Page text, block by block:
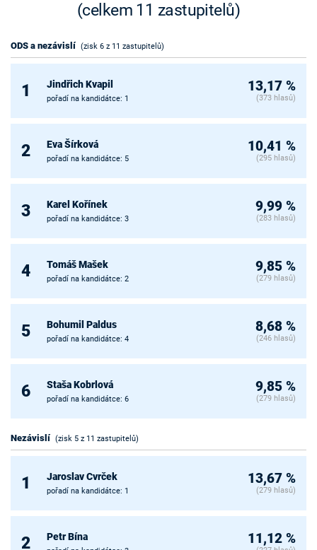
(celkem 11 zastupitelů)
ODS a nezávislí (zisk 6 z 11 zastupitelů)
1 Jindřich Kvapil
pořadí na kandidátce: 1
13,17 %
(373 hlasů)
2 Eva Šírková
pořadí na kandidátce: 5
10,41 %
(295 hlasů)
3 Karel Kořínek
pořadí na kandidátce: 3
9,99 %
(283 hlasů)
4 Tomáš Mašek
pořadí na kandidátce: 2
9,85 %
(279 hlasů)
5 Bohumil Paldus
pořadí na kandidátce: 4
8,68 %
(246 hlasů)
6 Staša Kobrlová
pořadí na kandidátce: 6
9,85 %
(279 hlasů)
Nezávislí (zisk 5 z 11 zastupitelů)
1 Jaroslav Cvrček
pořadí na kandidátce: 1
13,67 %
(279 hlasů)
2 Petr Bína 11,12 %